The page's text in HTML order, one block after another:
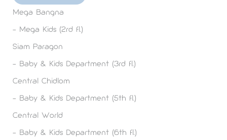
Mega Bangna
- Mega Kids (2rd fl.)
Siam Paragon
- Baby & Kids Department (3rd fl.)
Central Chidlom
- Baby & Kids Department (5th fl.)​
Central World
- Baby & Kids Department (6th fl.)​